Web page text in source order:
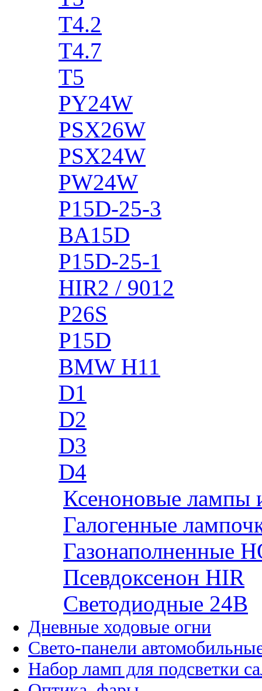
T4.2
T4.7
T5
PY24W
PSX26W
PSX24W
PW24W
P15D-25-3
BA15D
P15D-25-1
HIR2 / 9012
P26S
P15D
BMW H11
D1
D2
D3
D4
Ксеноновые лампы
Галогенные
Газонаполненные
Псевдоксенон HIR
Cветодиодные 24B
Дневные ходовые огни
Свето-панели
Набор ламп для подсветки